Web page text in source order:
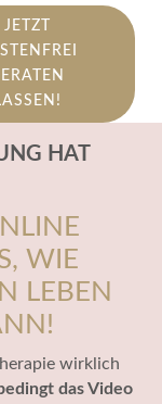
JETZT
HAT
WIE
LEBEN
wirklich
das Video